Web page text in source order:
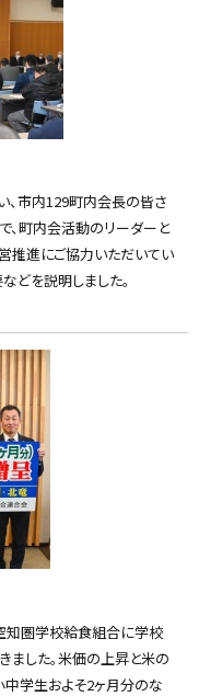
、市内129町内会長の皆さ
、町内会活動のリーダーと
推進にご協力いただいてい
どを説明しました。
知圏学校給食組合に学校
ました。米価の上昇と米の
学生およそ2ヶ月分のな